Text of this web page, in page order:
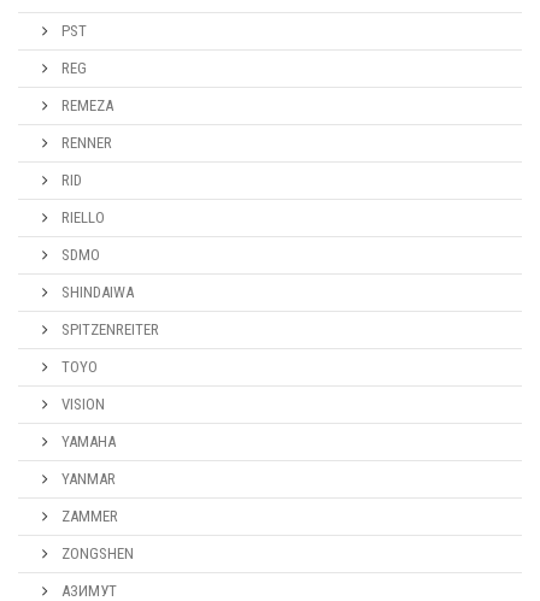
PST
REG
REMEZA
RENNER
RID
RIELLO
SDMO
SHINDAIWA
SPITZENREITER
TOYO
VISION
YAMAHA
YANMAR
ZAMMER
ZONGSHEN
АЗИМУТ